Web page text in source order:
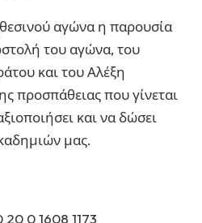
αγώνα η παρουσία
του αγώνα, του
και του Αλέξη
προσπάθειας που γίνεται
και να δώσει
μας.
0 1608 1173